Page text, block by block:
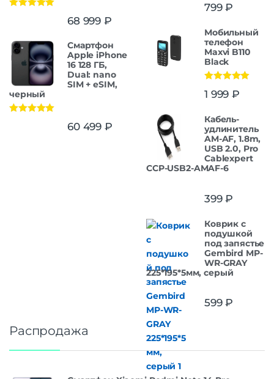
68 999 ₽
Смартфон
Apple iPhone
16 128 ГБ,
Dual: nano
SIM + eSIM,
черный
60 499 ₽
799₽
Мобильный
телефон
Maxvi B110
Black
из 5
1 999 ₽
Кабель-
удлинитель
AM-AF, 1.8m,
USB 2.0, Pro
Cablexpert
CCP-USB2-AMAF-6
399₽
Коврик с
подушкой
под запястье
Gembird MP-
WR-GRAY
225*195*5мм, серый
599₽
Распродажа